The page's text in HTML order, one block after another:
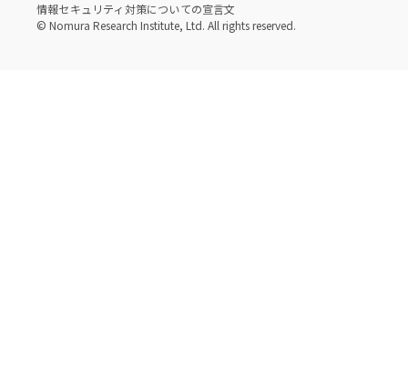
情報セキュリティ対策についての宣言文
© Nomura Research Institute, Ltd. All rights reserved.